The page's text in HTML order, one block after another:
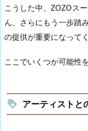
こうした中、ZOZOス
ん、さらにもう一歩踏
の提供が重要になって
ここでいくつか可能性
アーティストと